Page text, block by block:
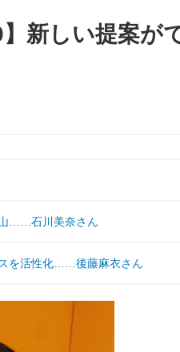
新しい提案が
山……石川美奈さん
スを活性化……後藤麻衣さん